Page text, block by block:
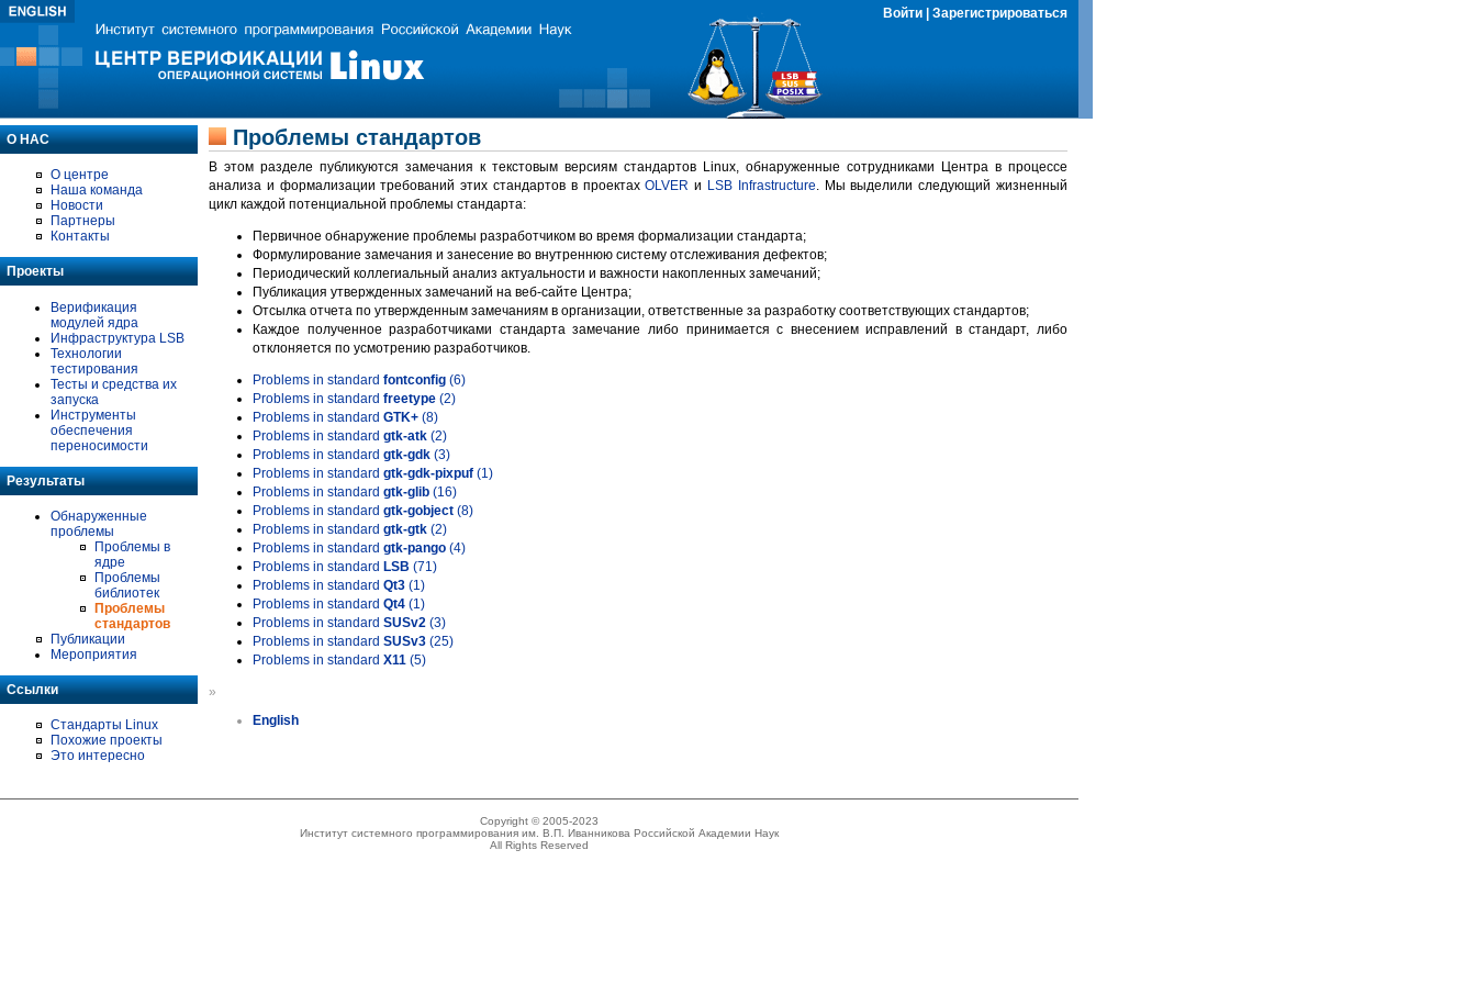
Войти Зарегистрироваться
О НАС
О центре
Наша команда
Новости
Партнеры
Контакты
Проекты
Верификация
модулей ядра
Инфраструктура LSB
Технологии
тестирования
Тесты и средства их
запуска
Инструменты
обеспечения
переносимости
Результаты
Обнаруженные
проблемы
Проблемы в
ядре
Проблемы
библиотек
Проблемы
стандартов
Публикации
Мероприятия
Ссылки
Стандарты Linux
Похожие проекты
Это интересно
Проблемы стандартов
В этом разделе публикуются замечания к текстовым версиям стандартов Linux, обнаруженные сотрудниками Центра в процессе
анализа и формализации требований этих стандартов в проектахOLVER и LSB Infrastructure. Мы выделили следующий жизненный
цикл каждой потенциальной проблемы стандарта:
Первичное обнаружение проблемы разработчиком во время формализации стандарта;
Формулирование замечания и занесение во внутреннюю систему отслеживания дефектов;
Периодический коллегиальный анализ актуальности и важности накопленных замечаний;
Публикация утвержденных замечаний на веб-сайте Центра;
Отсылка отчета по утвержденным замечаниям в организации, ответственные за разработку соответствующих стандартов;
Каждое полученное разработчиками стандарта замечание либо принимается с внесением исправлений в стандарт, либо
отклоняется по усмотрению разработчиков.
Problems in standard fontconfig (6)
Problems in standard freetype (2)
Problems in standard GTK+ (8)
Problems in standard gtk-atk (2)
Problems in standard gtk-gdk (3)
Problems in standard gtk-gdk-pixpuf (1)
Problems in standard gtk-glib (16)
Problems in standard gtk-gobject (8)
Problems in standard gtk-gtk (2)
Problems in standard gtk-pango (4)
Problems in standard LSB (71)
Problems in standard Qt3 (1)
Problems in standard Qt4 (1)
Problems in standard SUSv2 (3)
Problems in standard SUSv3 (25)
Problems in standard X11 (5)
»
English
Copyright © 2005-2023
Институт системного программирования им. В.П. Иванникова Российской Академии Наук
All Rights Reserved